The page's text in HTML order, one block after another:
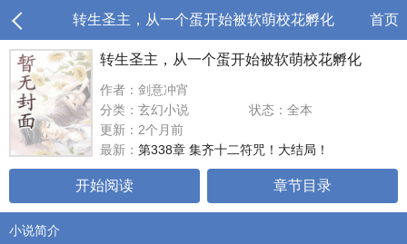
转生圣主，从一个蛋开始被软萌校花孵化 首页
转生圣主，从一个蛋开始被软萌校花孵化
作者：剑意冲宵
分类：玄幻小说
状态：全本
更新：2个月前
最新： 第338章 集齐十二符咒！大结局！
开始阅读 章节目录
小说简介